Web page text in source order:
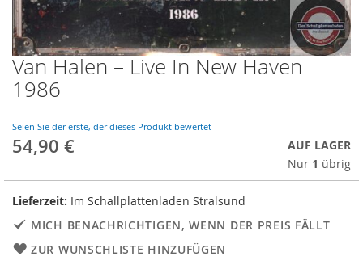
Skip
to
the
of
the
images
Van Halen – Live In New Haven
1986
Seien Sie der erste, der dieses Produkt bewertet
54,90 €
AUF LAGER
Nur 1 übrig
Lieferzeit: Im Schallplattenladen Stralsund
MICH BENACHRICHTIGEN, WENN DER PREIS FÄLLT
ZUR WUNSCHLISTE HINZUFÜGEN